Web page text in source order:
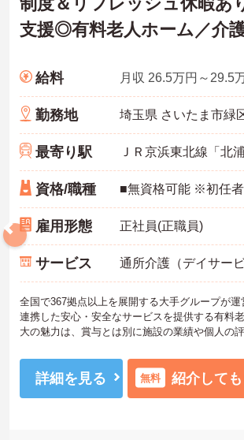
支援◎有料老人ホーム／介
給料
勤務地
最寄り駅
資格/職種
雇用形態 正社員(正職員)
サービス 通所介護（デイサービ
全国で367拠点以上を展開する大手グループが運
連携した安心・安全なサービスを提供する有料
大の魅力は、賞与とは別に施設の業績や個人の
接収入に反映される非常にやりがいのある環境が
た、毎朝の情報共有ミーティングを通じてスタ
化されており、平均勤続年数7.2年という高い定
詳細を見る 無料 紹介しても